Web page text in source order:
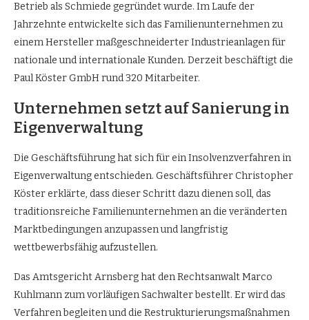
Betrieb als Schmiede gegründet wurde. Im Laufe der
Jahrzehnte entwickelte sich das Familienunternehmen zu
einem Hersteller maßgeschneiderter Industrieanlagen für
nationale und internationale Kunden. Derzeit beschäftigt die
Paul Köster GmbH rund 320 Mitarbeiter.
Unternehmen setzt auf Sanierung in
Eigenverwaltung
Die Geschäftsführung hat sich für ein Insolvenzverfahren in
Eigenverwaltung entschieden. Geschäftsführer Christopher
Köster erklärte, dass dieser Schritt dazu dienen soll, das
traditionsreiche Familienunternehmen an die veränderten
Marktbedingungen anzupassen und langfristig
wettbewerbsfähig aufzustellen.
Das Amtsgericht Arnsberg hat den Rechtsanwalt Marco
Kuhlmann zum vorläufigen Sachwalter bestellt. Er wird das
Verfahren begleiten und die Restrukturierungsmaßnahmen